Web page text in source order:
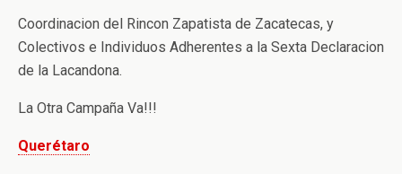
Coordinacion del Rincon Zapatista de Zacatecas, y
Colectivos e Individuos Adherentes a la Sexta Declaracion
de la Lacandona.
La Otra Campaña Va!!!
Querétaro